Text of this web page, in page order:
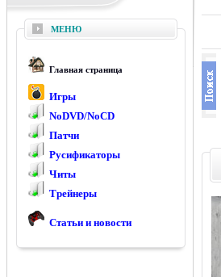
МЕНЮ
Главная страница
Игры
NoDVD/NoCD
Патчи
Русификаторы
Читы
Трейнеры
Статьи и новости